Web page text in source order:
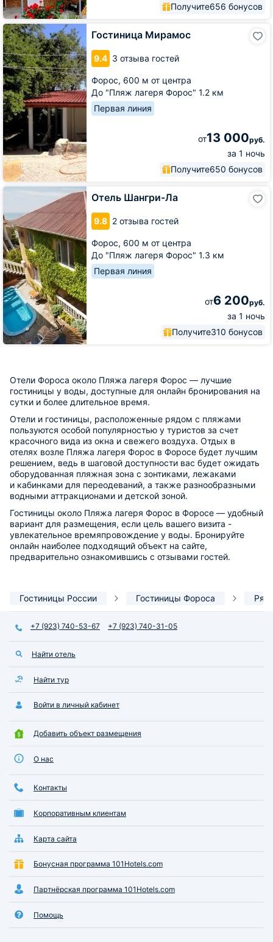
Получите656 бонусов
Гостиница Мирамос
9.4 3 отзыва гостей
Форос, 600 м от центра
До "Пляж лагеря Форос" 1.2 км
Первая линия
от13 000руб.
за 1 ночь
Получите650 бонусов
Гостиница
Мирамос
Отель Шангри-Ла
9.8 2 отзыва гостей
Форос, 600 м от центра
До "Пляж лагеря Форос" 1.3 км
Первая линия
от6 200руб.
за 1 ночь
Получите310 бонусов
Отель
Ла
Отели Фороса около Пляжа лагеря Форос — лучшие
гостиницы у воды, доступные для онлайн бронирования на
сутки и более длительное время.
Отели и гостиницы, расположенные рядом с пляжами
пользуются особой популярностью у туристов за счет
красочного вида из окна и свежего воздуха. Отдых в
отелях возле Пляжа лагеря Форос в Форосе будет лучшим
решением, ведь в шаговой доступности вас будет ожидать
оборудованная пляжная зона с зонтиками, лежаками
и кабинками для переодеваний, а также разнообразными
водными аттракционами и детской зоной.
Гостиницы около Пляжа лагеря Форос в Форосе — удобный
вариант для размещения, если цель вашего визита -
увлекательное времяпровождение у воды. Бронируйте
онлайн наиболее подходящий объект на сайте,
предварительно ознакомившись с отзывами гостей.
Гостиницы России Гостиницы Фороса
+7 (923) 740-53-67 +7 (923) 740-31-05
Найти отель
Найти тур
Войти в личный кабинет
Добавить объект размещения
О нас
Контакты
Корпоративным клиентам
Карта сайта
Бонусная программа 101Hotels.com
Партнёрская программа 101Hotels.com
Помощь